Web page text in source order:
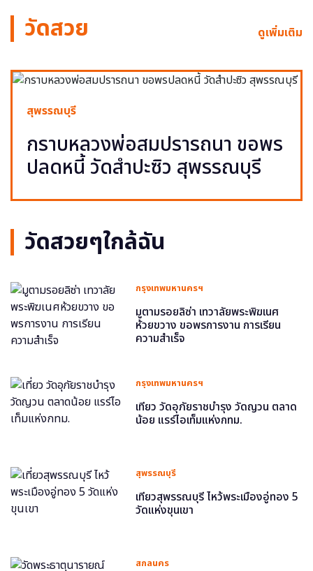
วัดสวย ดูเพิ่มเติม
สุพรรณบุรี
กราบหลวงพ่อสมปรารถนา ขอพร
ปลดหนี้ วัดสำปะซิว สุพรรณบุรี
วัดสวยๆใกล้ฉัน
กรุงเทพมหานครฯ
มูตามรอยลิซ่า เทวาลัยพระพิฆเนศ
ห้วยขวาง ขอพรการงาน การเรียน
ความสำเร็จ
กรุงเทพมหานครฯ
เที่ยว วัดอุภัยราชบำรุง วัดญวน ตลาด
น้อย แรร์ไอเท็มแห่งกทม.
สุพรรณบุรี
เที่ยวสุพรรณบุรี ไหว้พระเมืองอู่ทอง 5
วัดแห่งขุนเขา
สกลนคร